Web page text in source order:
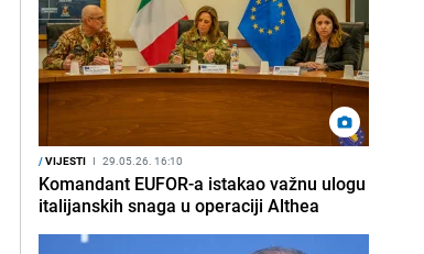
/VIJESTI I 29.05.26. 16:10
Komandant EUFOR-a istakao važnu ulogu
italijanskih snaga u operaciji Althea